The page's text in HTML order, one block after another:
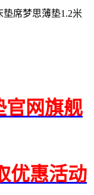
席梦思薄垫1.2米
官网旗舰
优惠活动